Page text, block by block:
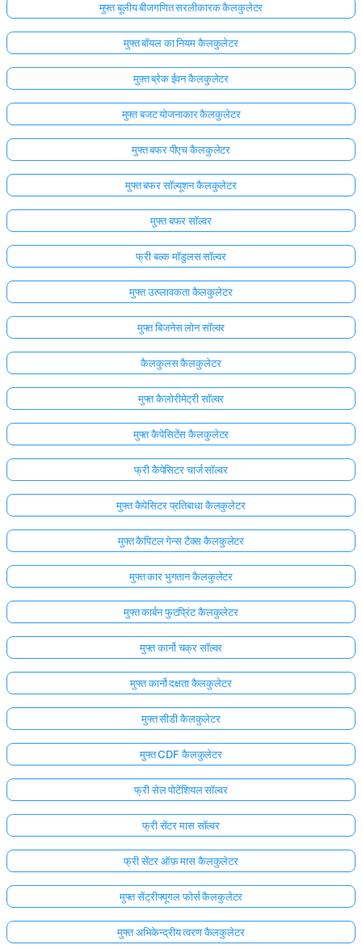
मुफ्त बूलीय बीजगणित सरलीकारक कैलकुलेटर
मुफ्त बॉयल का नियम कैलकुलेटर
मुफ़्त ब्रेक ईवन कैलकुलेटर
मुफ्त बजट योजनाकार कैलकुलेटर
मुफ्त बफर पीएच कैलकुलेटर
मुफ्त बफर सॉल्यूशन कैलकुलेटर
मुफ्त बफर सॉल्वर
फ्री बल्क मॉडुलस सॉल्वर
मुफ्त उत्प्लावकता कैलकुलेटर
मुफ्त बिजनेस लोन सॉल्वर
कैलकुलस कैलकुलेटर
मुफ्त कैलोरीमेट्री सॉल्वर
मुफ्त कैपेसिटेंस कैलकुलेटर
फ्री कैपेसिटर चार्ज सॉल्वर
मुफ्त कैपेसिटर प्रतिबाधा कैलकुलेटर
मुफ्त कैपिटल गेन्स टैक्स कैलकुलेटर
मुफ्त कार भुगतान कैलकुलेटर
मुफ्त कार्बन फुटप्रिंट कैलकुलेटर
मुफ्त कार्नो चक्र सॉल्वर
मुफ्त कार्नो दक्षता कैलकुलेटर
मुफ्त सीडी कैलकुलेटर
मुफ्त CDF कैलकुलेटर
फ्री सेल पोटेंशियल सॉल्वर
फ्री सेंटर मास सॉल्वर
फ्री सेंटर ऑफ़ मास कैलकुलेटर
मुफ्त सेंट्रीफ्यूगल फोर्स कैलकुलेटर
मुफ्त अभिकेन्द्रीय त्वरण कैलकुलेटर